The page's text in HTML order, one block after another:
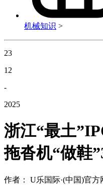
机械知识 >
23
12
-
2025
浙江“最土
拖沓机“做鞋
作者： U乐国际·(中国)官方